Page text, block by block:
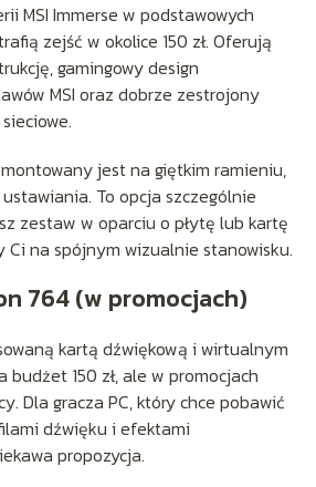
MSI Immerse w podstawowych
zejść w okolice 150 zł. Oferują
gamingowy design
MSI oraz dobrze zestrojony
jest na giętkim ramieniu,
To opcja szczególnie
zestaw w oparciu o płytę lub kartę
Ci na spójnym wizualnie stanowisku.
764 (w promocjach)
kartą dźwiękową i wirtualnym
budżet 150 zł, ale w promocjach
Dla gracza PC, który chce pobawić
dźwięku i efektami
propozycja.